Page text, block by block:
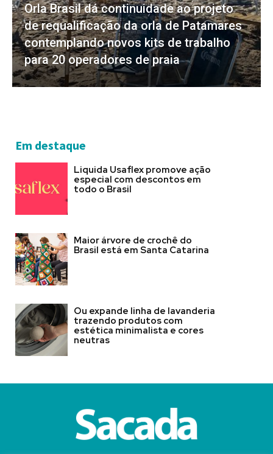
Orla Brasil dá continuidade ao projeto
de requalificação da orla de Patamares
contemplando novos kits de trabalho
para 20 operadores de praia
Em destaque
Liquida Usaflex promove ação
especial com descontos em
todo o Brasil
Maior árvore de crochê do
Brasil está em Santa Catarina
Ou expande linha de lavanderia
trazendo produtos com
estética minimalista e cores
neutras